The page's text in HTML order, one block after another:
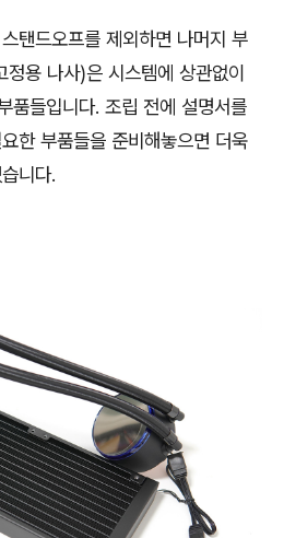
탠드오프를 제외하면 나머지 부
용 나사)은 시스템에 상관없이
품들입니다. 조립 전에 설명서를
한 부품들을 준비해놓으면 더욱
니다.